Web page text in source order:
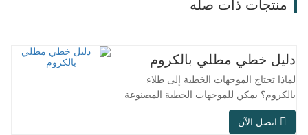
منتجات ذات صله
دليل خطي مطلي بالكروم
لماذا تحتاج الموجهات الخطية إلى طلاء
بالكروم؟ يمكن للموجهات الخطية المصنوعة
من الفولاذ العادي تلبية الاحتياجات التشغيلية
الأساسية في البيئات الجافة الداخلية
اتصل الآن